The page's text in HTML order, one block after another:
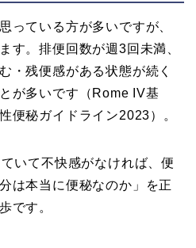
っている方が多いですが、
す。排便回数が週3回未満、
・残便感がある状態が続く
が多いです（Rome IV基
便秘ガイドライン2023）。
いて不快感がなければ、便
は本当に便秘なのか」を正
です。